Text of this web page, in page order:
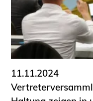
11.11.2024